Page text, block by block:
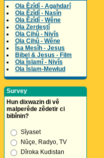
Ola Êzîdî - Agahdarî
Ola Êzîdî - Nasîn
Ola Êzîdî - Wêne
Ola Zerdeştî
Ola Cihû - Nivîs
Ola Cihû - Wêne
Îsa Mesîh - Jesus
Bibel & Jesus - Film
Ola Îslamî - Nivîs
Ola Îslam-Mewlud
Survey
Hun dixwazin di vê
malperêde zêdetir ci
bibînin?
Sîyaset
Nûçe, Radyo, TV
Dîroka Kudistan